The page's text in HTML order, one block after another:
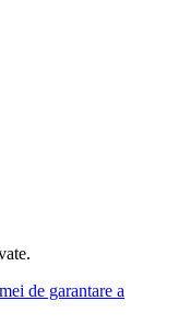
de garantare a